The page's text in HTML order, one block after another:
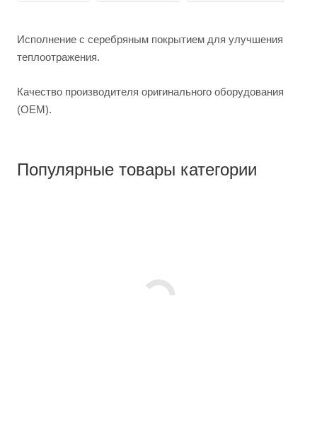
Исполнение с серебряным покрытием для улучшения
теплоотражения.
Качество производителя оригинального оборудования
(OEM).
Популярные товары категории